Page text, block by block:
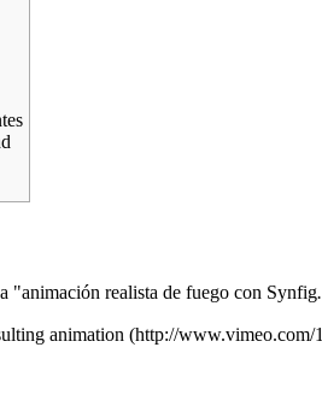
"animación realista de fuego con Synfig.
animation